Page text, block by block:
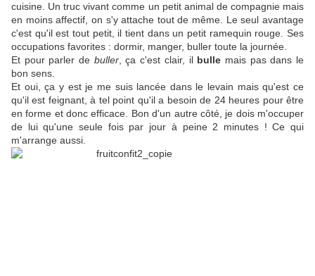
cuisine. Un truc vivant comme un petit animal de compagnie mais
en moins affectif, on s'y attache tout de même. Le seul avantage
c'est qu'il est tout petit, il tient dans un petit ramequin rouge. Ses
occupations favorites : dormir, manger, buller toute la journée.
Et pour parler de buller, ça c'est clair, il bulle mais pas dans le
bon sens.
Et oui, ça y est je me suis lancée dans le levain mais qu'est ce
qu'il est feignant, à tel point qu'il a besoin de 24 heures pour être
en forme et donc efficace. Bon d'un autre côté, je dois m'occuper
de lui qu'une seule fois par jour à peine 2 minutes ! Ce qui
m'arrange aussi.